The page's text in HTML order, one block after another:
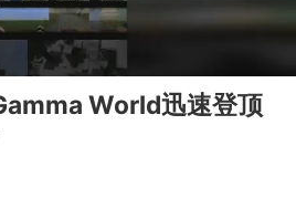
World迅速登顶